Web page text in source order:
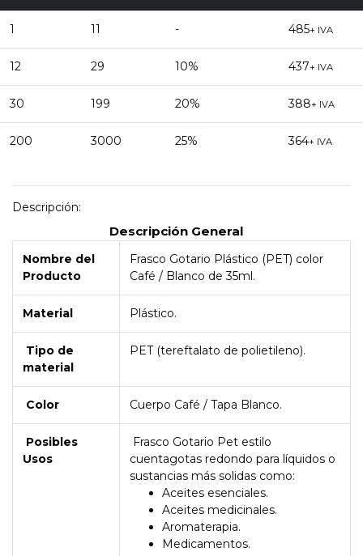
1 11 - 485+ IVA
12 29 10% 437+ IVA
30 199 20% 388+ IVA
200 3000 25% 364+ IVA
Descripción:
Descripción General
Nombre del
Producto
Frasco Gotario Plástico (PET) color
Café / Blanco de 35ml.
Material Plástico.
Tipo de
material
PET (tereftalato de polietileno).
Color Cuerpo Café / Tapa Blanco.
Posibles
Usos
Frasco Gotario Pet estilo
cuentagotas redondo para líquidos o
sustancias más solidas como:
Aceites esenciales.
Aceites medicinales.
Aromaterapia.
Medicamentos.